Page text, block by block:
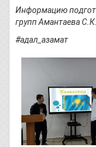
Информацию
групп Амантаева С.К.
#адал_азамат